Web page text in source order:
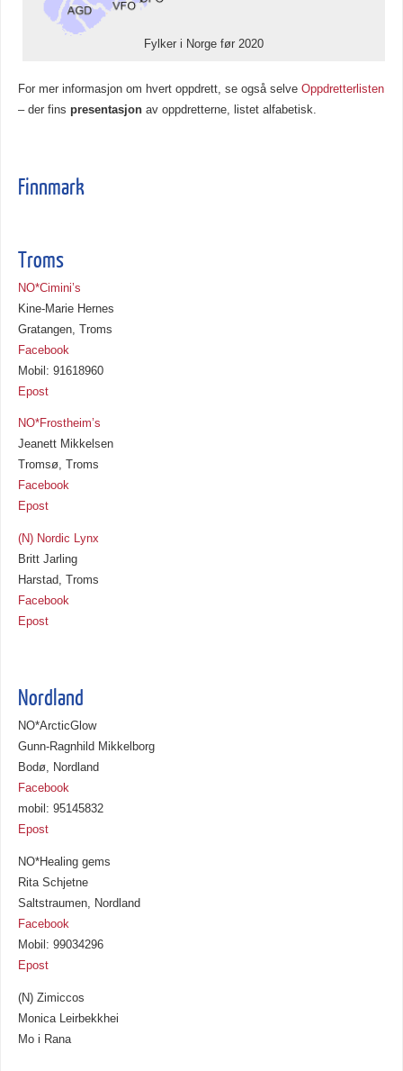
Fylker i Norge før 2020
For mer informasjon om hvert oppdrett, se også selve Oppdretterlisten
– der fins presentasjonav oppdretterne, listet alfabetisk.
Finnmark
Troms
NO*Cimini’s
Kine-Marie Hernes
Gratangen, Troms
Facebook
Mobil: 91618960
Epost
NO*Frostheim’s
Jeanett Mikkelsen
Tromsø, Troms
Facebook
Epost
(N) Nordic Lynx
Britt Jarling
Harstad, Troms
Facebook
Epost
Nordland
NO*ArcticGlow
Gunn-Ragnhild Mikkelborg
Bodø, Nordland
Facebook
mobil: 95145832
Epost
NO*Healing gems
Rita Schjetne
Saltstraumen, Nordland
Facebook
Mobil: 99034296
Epost
(N) Zimiccos
Monica Leirbekkhei
Mo i Rana